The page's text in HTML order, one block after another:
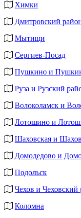
Химки
Дмитровский
Мытищи
Сергиев-Посад
Пушкино и
Руза и Рузский
Волоколамск и
Лотошино и
Шаховская и
Домодедово и
Подольск
Чехов и Чеховский
Коломна